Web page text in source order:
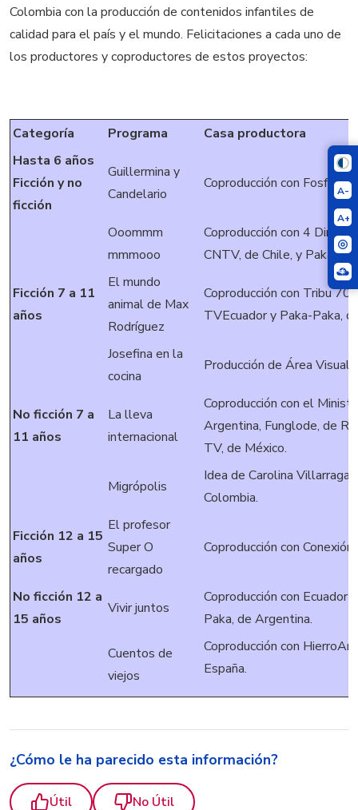
A-
A+
Colombia con la producción de contenidos infantiles de
calidad para el país y el mundo. Felicitaciones a cada uno de
los productores y coproductores de estos proyectos:
Categoría Programa
Casa productora
Hasta 6 años
Ficción y no
ficción
Guillermina y
Candelario
Coproducción con
Ooommm
mmmooo
Coproducción con 4
CNTV, de Chile, y Paka-
Ficción 7 a 11
años
El mundo
animal de Max
Rodríguez
Coproducción con Tribu
TVEcuador y Paka-Paka,
Josefina en la
cocina
Producción de Área Visual
No ficción 7 a
11 años
La lleva
internacional
Coproducción con el
Argentina, Funglode, de
TV, de México.
Migrópolis
Idea de Carolina Villarraga
Colombia.
Ficción 12 a 15
años
El profesor
Super O
recargado
Coproducción con
No ficción 12 a
15 años
Vivir juntos
Coproducción con Ecuador
Paka, de Argentina.
Cuentos de
viejos
Coproducción con
España.
¿Cómo le ha parecido esta información?
Útil No Útil